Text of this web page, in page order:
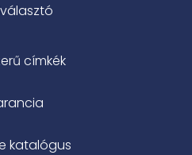
címkék
katalógus